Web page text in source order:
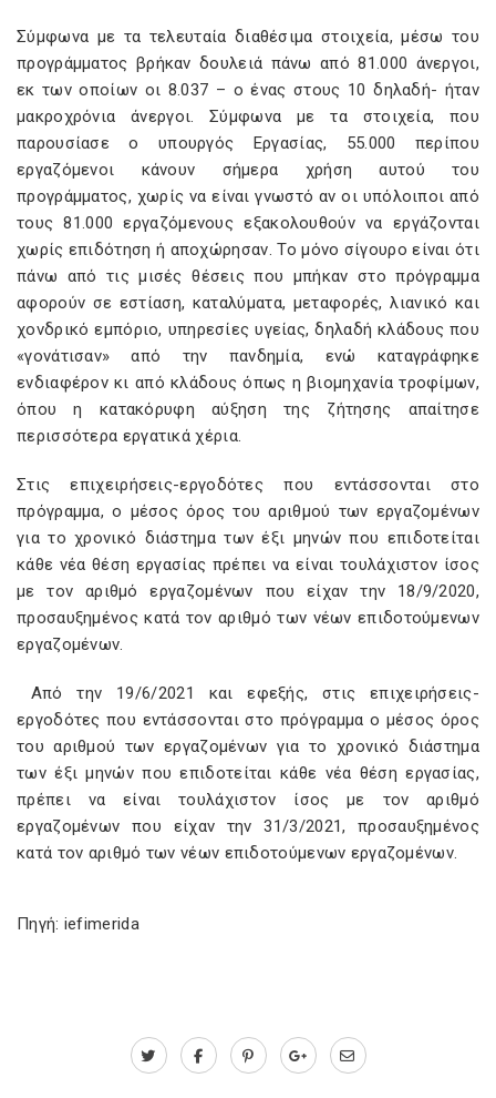
Σύμφωνα με τα τελευταία διαθέσιμα στοιχεία, μέσω του
προγράμματος βρήκαν δουλειά πάνω από 81.000 άνεργοι,
εκ των οποίων οι 8.037 – ο ένας στους 10 δηλαδή- ήταν
μακροχρόνια άνεργοι. Σύμφωνα με τα στοιχεία, που
παρουσίασε ο υπουργός Εργασίας, 55.000 περίπου
εργαζόμενοι κάνουν σήμερα χρήση αυτού του
προγράμματος, χωρίς να είναι γνωστό αν οι υπόλοιποι από
τους 81.000 εργαζόμενους εξακολουθούν να εργάζονται
χωρίς επιδότηση ή αποχώρησαν. Το μόνο σίγουρο είναι ότι
πάνω από τις μισές θέσεις που μπήκαν στο πρόγραμμα
αφορούν σε εστίαση, καταλύματα, μεταφορές, λιανικό και
χονδρικό εμπόριο, υπηρεσίες υγείας, δηλαδή κλάδους που
«γονάτισαν» από την πανδημία, ενώ καταγράφηκε
ενδιαφέρον κι από κλάδους όπως η βιομηχανία τροφίμων,
όπου η κατακόρυφη αύξηση της ζήτησης απαίτησε
περισσότερα εργατικά χέρια.
Στις επιχειρήσεις-εργοδότες που εντάσσονται στο
πρόγραμμα, ο μέσος όρος του αριθμού των εργαζομένων
για το χρονικό διάστημα των έξι μηνών που επιδοτείται
κάθε νέα θέση εργασίας πρέπει να είναι τουλάχιστον ίσος
με τον αριθμό εργαζομένων που είχαν την 18/9/2020,
προσαυξημένος κατά τον αριθμό των νέων επιδοτούμενων
εργαζομένων.
Από την 19/6/2021 και εφεξής, στις επιχειρήσεις-
εργοδότες που εντάσσονται στο πρόγραμμα ο μέσος όρος
του αριθμού των εργαζομένων για το χρονικό διάστημα
των έξι μηνών που επιδοτείται κάθε νέα θέση εργασίας,
πρέπει να είναι τουλάχιστον ίσος με τον αριθμό
εργαζομένων που είχαν την 31/3/2021, προσαυξημένος
κατά τον αριθμό των νέων επιδοτούμενων εργαζομένων.
Πηγή: iefimerida